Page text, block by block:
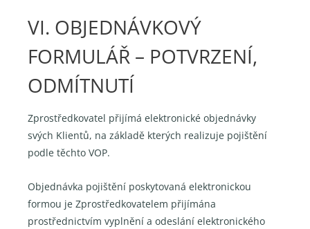
VI. OBJEDNÁVKOVÝ
FORMULÁŘ – POTVRZENÍ,
ODMÍTNUTÍ
Zprostředkovatel přijímá elektronické objednávky
svých Klientů, na základě kterých realizuje pojištění
podle těchto VOP.
Objednávka pojištění poskytovaná elektronickou
formou je Zprostředkovatelem přijímána
prostřednictvím vyplnění a odeslání elektronického